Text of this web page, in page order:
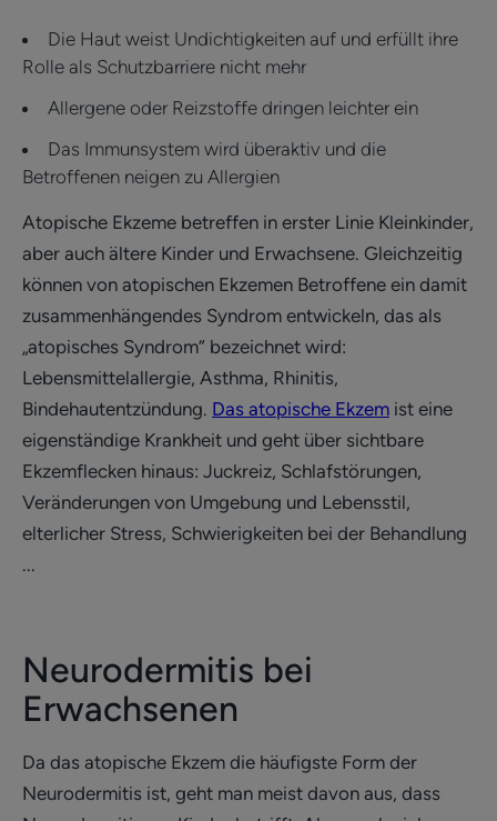
Die Haut weist Undichtigkeiten auf und erfüllt ihre
Rolle als Schutzbarriere nicht mehr
Allergene oder Reizstoffe dringen leichter ein
Das Immunsystem wird überaktiv und die
Betroffenen neigen zu Allergien
Atopische Ekzeme betreffen in erster Linie Kleinkinder,
aber auch ältere Kinder und Erwachsene. Gleichzeitig
können von atopischen Ekzemen Betroffene ein damit
zusammenhängendes Syndrom entwickeln, das als
„atopisches Syndrom“ bezeichnet wird:
Lebensmittelallergie, Asthma, Rhinitis,
Bindehautentzündung. Das atopische Ekzem ist eine
eigenständige Krankheit und geht über sichtbare
Ekzemflecken hinaus: Juckreiz, Schlafstörungen,
Veränderungen von Umgebung und Lebensstil,
elterlicher Stress, Schwierigkeiten bei der Behandlung
...
Neurodermitis bei
Erwachsenen
Da das atopische Ekzem die häufigste Form der
Neurodermitis ist, geht man meist davon aus, dass